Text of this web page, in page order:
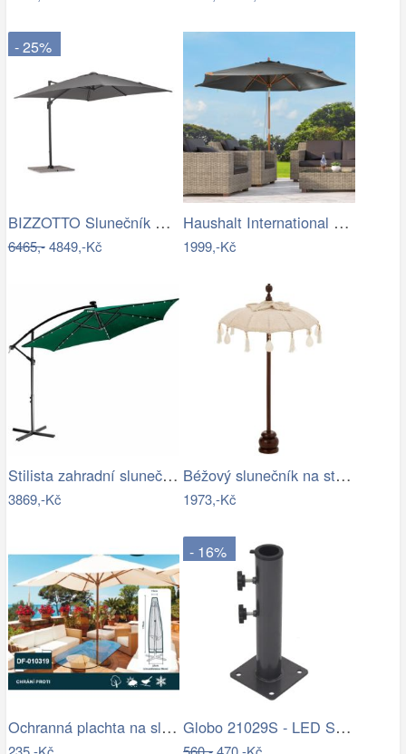
- 25%
BIZZOTTO Slunečník SIVIGLIA taupe 3x3m
6465,-4849,-Kč
Haushalt International Dřevěný…
1999,-Kč
Stilista zahradní slunečník 350 cm…
3869,-Kč
Béžový slunečník na stůl s třásněmi a…
1973,-Kč
Ochranná plachta na slunečník 200-300 cm
- 16%
Globo 21029S - LED Stm. nab. dot.…